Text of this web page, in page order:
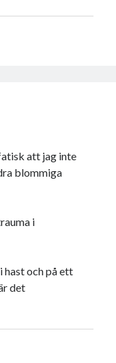
att jag inte
blommiga
i
hast och på ett
det